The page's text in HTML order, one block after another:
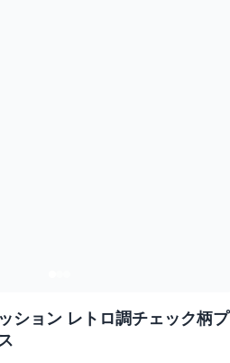
ション レトロ調チェック柄プ